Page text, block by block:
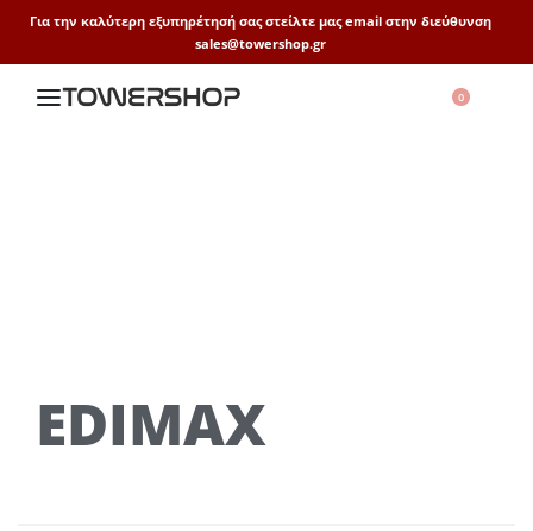
Για την καλύτερη εξυπηρέτησή σας στείλτε μας email στην διεύθυνση
sales@towershop.gr
0
EDIMAX